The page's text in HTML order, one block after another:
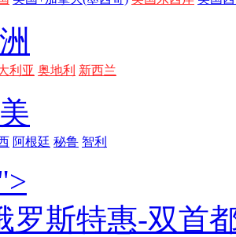
利亚 奥地利 新西兰
阿根廷 秘鲁 智利
罗斯特惠-双首